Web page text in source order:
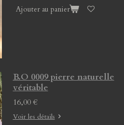
Ajouter au panier
B.O 0009 pierre naturelle
véritable
16,00 €
Voir les détails